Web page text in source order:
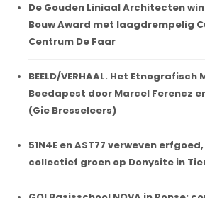
De Gouden Liniaal Architecten
Bouw Award met laagdrempelig
Centrum De Faar
BEELD/VERHAAL. Het Etnografisch
Boedapest door Marcel Ferencz
(Gie Bresseleers)
51N4E en AST77 verweven
collectief groen op Donysite in